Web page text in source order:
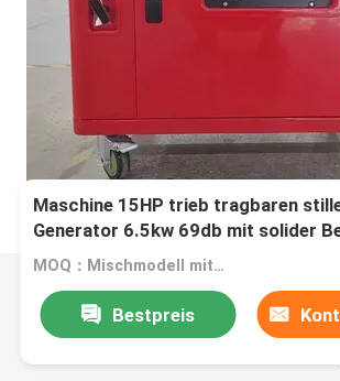
Maschine 15HP trieb tragbaren
Generator 6.5kw 69db mit solider
Überdachung an
MOQ：Mischmodell mit 100 Einheiten
Bestpreis